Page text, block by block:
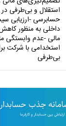
استقلال و بی‌طرفی در
حسابرسی -ارزیابی
داخلی به منظور
مالی -عدم وابستگی
استخدامی با شرکت
بی‌طرفی